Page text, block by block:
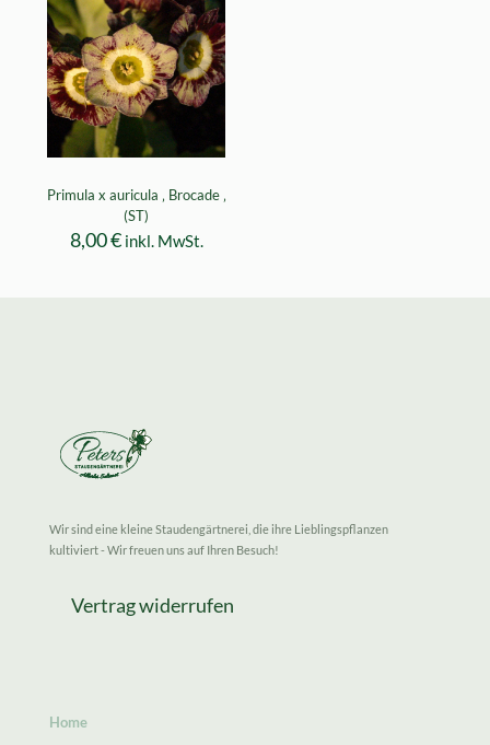
Primula x auricula ‚ Brocade ‚
(ST)
8,00€ inkl. MwSt.
Wir sind eine kleine Staudengärtnerei, die ihre Lieblingspflanzen
kultiviert - Wir freuen uns auf Ihren Besuch!
Vertrag widerrufen
Home